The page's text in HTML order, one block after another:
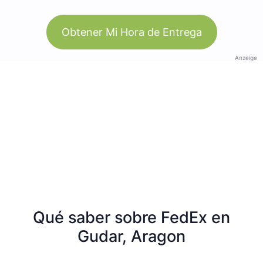
Obtener Mi Hora de Entrega
Anzeige
Qué saber sobre FedEx en
Gudar, Aragon